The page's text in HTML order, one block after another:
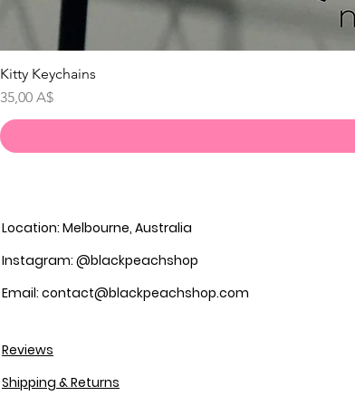
Kitty Keychains
Цена
35,00 A$
Location: Melbourne, Australia
Instagram: @blackpeachshop
Email: contact@blackpeachshop.com
Reviews
Shipping & Returns